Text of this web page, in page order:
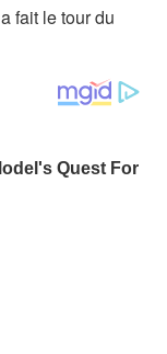
fait le tour du